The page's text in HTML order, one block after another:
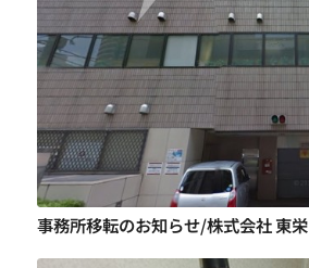
事務所移転のお知らせ/株式会社 東栄